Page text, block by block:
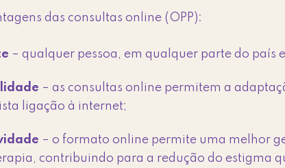
das consultas online (OPP):
– qualquer pessoa, em qualquer parte do país
– as consultas online permitem a
ligação à internet;
– o formato online permite uma melhor
contribuindo para a redução do estigma